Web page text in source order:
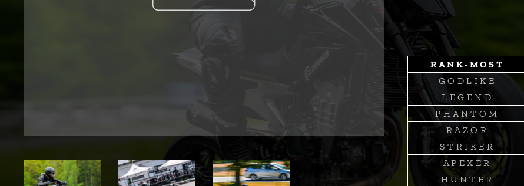
R A N K - M O S T
G O D L I K E
L E G E N D
P H A N T O M
R A Z O R
S T R I K E R
A P E X E R
H U N T E R